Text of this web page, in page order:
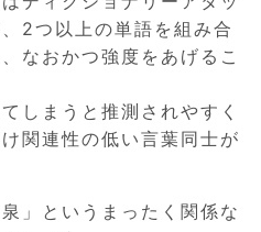
2つ以上の単語を組み合
なおかつ強度をあげるこ
しまうと推測されやすく
関連性の低い言葉同士が
」というまったく関係な